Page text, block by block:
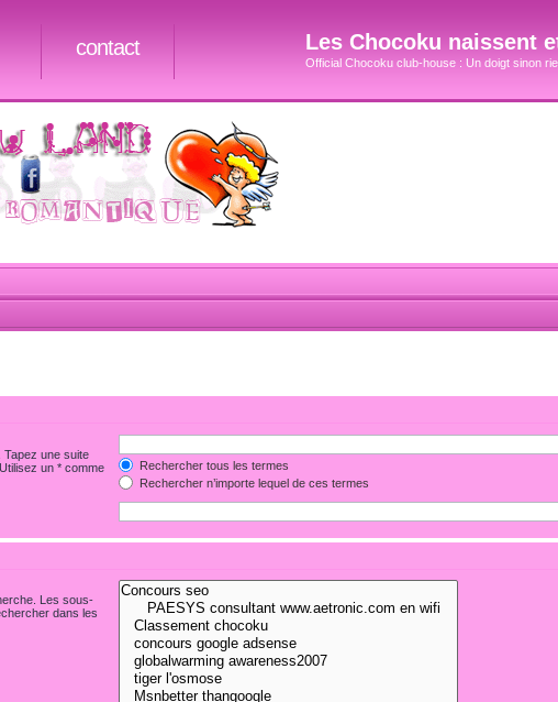
Les Chocoku naissent
Official Chocoku club-house : Un doigt sinon
contact
Tapez une suite
un * comme
Rechercher tous les termes
Rechercher n’importe lequel de ces termes
Les sous-
dans les